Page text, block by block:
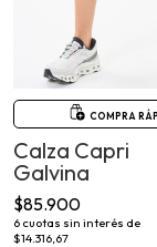
COMPRA
Calza Capri
Galvina
$85.900
6 cuotas sin interés de
$14.316,67